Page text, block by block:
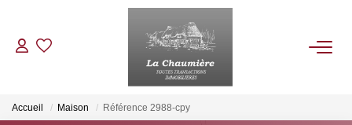
ACHETER
Accueil Maison Référence 2988-cpy